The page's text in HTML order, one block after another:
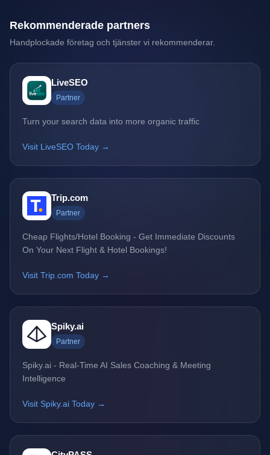
Rekommenderade partners
Handplockade företag och tjänster vi rekommenderar.
LiveSEO
Partner
Turn your search data into more organic traffic
Visit LiveSEO Today →
Trip.com
Partner
Cheap Flights/Hotel Booking - Get Immediate Discounts
On Your Next Flight & Hotel Bookings!
Visit Trip.com Today →
Spiky.ai
Partner
Spiky.ai - Real-Time AI Sales Coaching & Meeting
Intelligence
Visit Spiky.ai Today →